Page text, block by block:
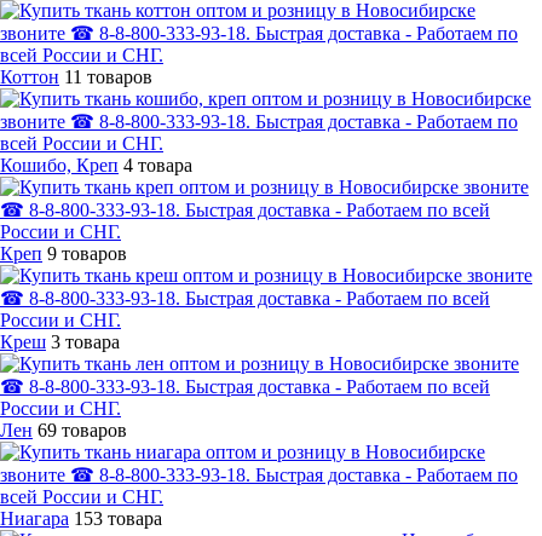
Коттон 11 товаров
Кошибо, Креп 4 товара
Креп 9 товаров
Креш 3 товара
Лен 69 товаров
Ниагара 153 товара